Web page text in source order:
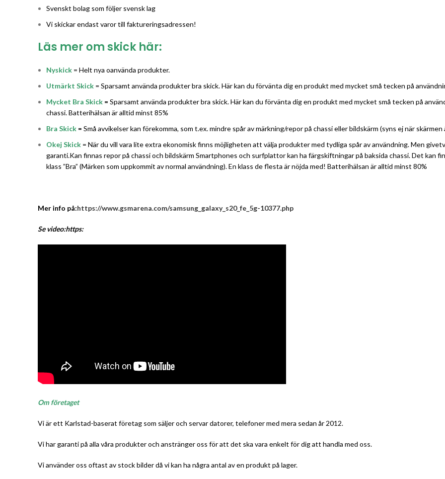
Svenskt bolag som följer svensk lag
Vi skickar endast varor till faktureringsadressen!
Läs mer om skick här:
Nyskick = Helt nya oanvända produkter.
Utmärkt Skick = Sparsamt använda produkter bra skick. Här kan du förvänta dig en produkt med mycket små tecken på
Mycket Bra Skick = Sparsamt använda produkter bra skick. Här kan du förvänta dig en produkt med mycket små tecken på
chassi. Batterihälsan är alltid minst 85%
Bra Skick = Små avvikelser kan förekomma, som t.ex. mindre spår av märkning/repor på chassi eller bildskärm (syns ej när
Okej Skick = När du vill vara lite extra ekonomisk finns möjligheten att välja produkter med tydliga spår av användning. Men
garanti.Kan finnas repor på chassi och bildskärm Smartphones och surfplattor kan ha färgskiftningar på baksida chassi. Det kan
klass ”Bra” (Märken som uppkommit av normal användning). En klass de flesta är nöjda med! Batterihälsan är alltid minst 80%
Mer info på:https://www.gsmarena.com/samsung_galaxy_s20_fe_5g-10377.php
Se video:https:
Om företaget
Vi är ett Karlstad-baserat företag som säljer och servar datorer, telefoner med mera sedan år 2012.
Vi har garanti på alla våra produkter och anstränger oss för att det ska vara enkelt för dig att handla med oss.
Vi använder oss oftast av stock bilder då vi kan ha några antal av en produkt på lager.